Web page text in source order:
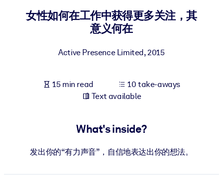
For LMS/LXP
Bring bite-sized, verified knowledge into your LMS/LXP for
For Corporate Libraries
knowledge.
女性如何在工作中获得更多关注，其
意义何在
Active Presence Limited,2015
15 min read
10 take-aways
Text available
What's inside?
发出你的“有力声音”，自信地表达出你的想法。